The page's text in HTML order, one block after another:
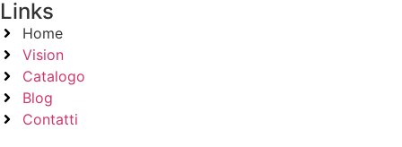
Links
Home
Vision
Catalogo
Blog
Contatti